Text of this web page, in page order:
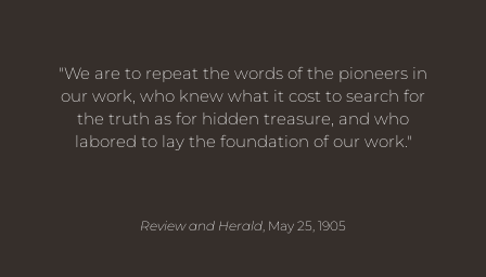
"We are to repeat the words of the pioneers in
our work, who knew what it cost to search for
the truth as for hidden treasure, and who
labored to lay the foundation of our work."
Review and Herald, May 25, 1905